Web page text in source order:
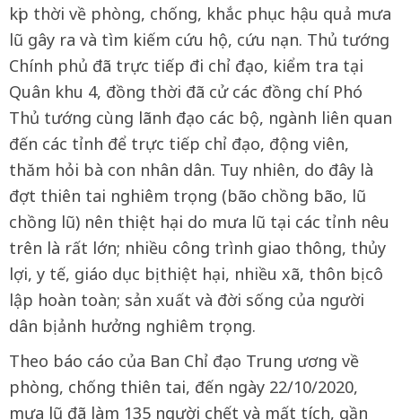
kịp thời về phòng, chống, khắc phục hậu quả mưa
lũ gây ra và tìm kiếm cứu hộ, cứu nạn. Thủ tướng
Chính phủ đã trực tiếp đi chỉ đạo, kiểm tra tại
Quân khu 4, đồng thời đã cử các đồng chí Phó
Thủ tướng cùng lãnh đạo các bộ, ngành liên quan
đến các tỉnh để trực tiếp chỉ đạo, động viên,
thăm hỏi bà con nhân dân. Tuy nhiên, do đây là
đợt thiên tai nghiêm trọng (bão chồng bão, lũ
chồng lũ) nên thiệt hại do mưa lũ tại các tỉnh nêu
trên là rất lớn; nhiều công trình giao thông, thủy
lợi, y tế, giáo dục bị thiệt hại, nhiều xã, thôn bị cô
lập hoàn toàn; sản xuất và đời sống của người
dân bị ảnh hưởng nghiêm trọng.
Theo báo cáo của Ban Chỉ đạo Trung ương về
phòng, chống thiên tai, đến ngày 22/10/2020,
mưa lũ đã làm 135 người chết và mất tích, gần